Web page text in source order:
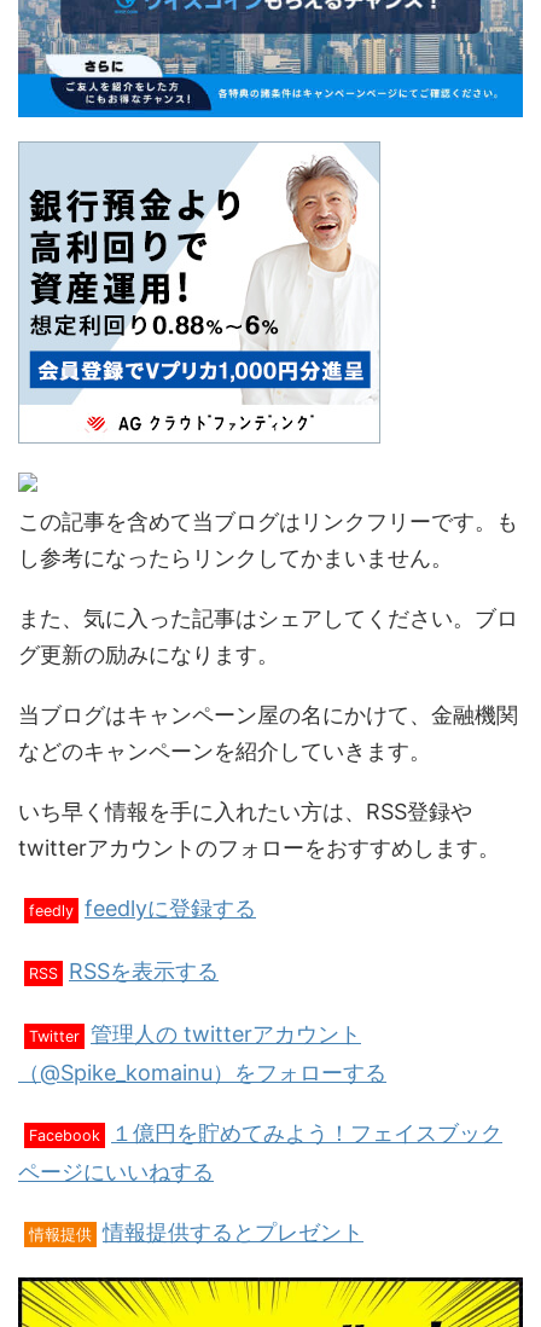
この記事を含めて当ブログはリンクフリーです。も
し参考になったらリンクしてかまいません。
また、気に入った記事はシェアしてください。ブロ
グ更新の励みになります。
当ブログはキャンペーン屋の名にかけて、金融機関
などのキャンペーンを紹介していきます。
いち早く情報を手に入れたい方は、RSS登録や
twitterアカウントのフォローをおすすめします。
feedly feedlyに登録する
RSS RSSを表示する
Twitter 管理人の twitterアカウント
（@Spike_komainu）をフォローする
Facebook
１億円を貯めてみよう！フェイスブック
ページにいいねする
情報提供 情報提供するとプレゼント